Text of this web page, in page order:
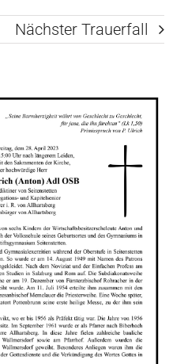
Nächster Trauerfall